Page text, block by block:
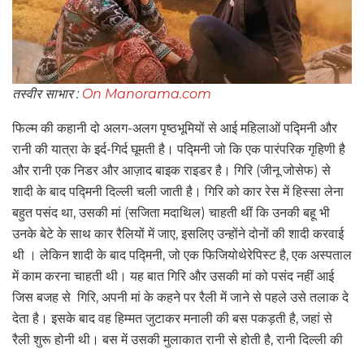
तस्वीर साभार : On Manorama.com
फिल्म की कहानी दो अलग-अलग पृष्ठभूमियों से आई महिलाओं पद्मिनी और
रानी की यात्रा के इर्द-गिर्द घूमती है। पद्मिनी जो कि एक पारंपरिक गृहिणी है
और रानी एक निडर और आज़ाद बाइक राइडर है। गिरि (जीनू जोसेफ) से
शादी के बाद पद्मिनी दिल्ली चली जाती है। गिरि को कार रेस में हिस्सा लेना
बहुत पसंद था, उसकी मां (सजिता मदाथिल) चाहती थीं कि उनकी बहू भी
उनके बेटे के साथ कार रैलियों में जाए, इसलिए उन्होंने दोनों की शादी करवाई
थी । लेकिन शादी के बाद पद्मिनी, जो एक फिजियोथेरेपिस्ट है, एक अस्पताल
में काम करना चाहती थी। यह बात गिरि और उसकी मां को पसंद नहीं आई
जिस बजह से गिरि, अपनी मां के कहने पर रैली में जाने से पहले उसे तलाक दे
देता है। इसके बाद वह हिम्मत जुटाकर मनाली की बस पकड़ती है, जहां से
रैली शुरू होनी थी। बस में उसकी मुलाकात रानी से होती है, रानी दिल्ली की